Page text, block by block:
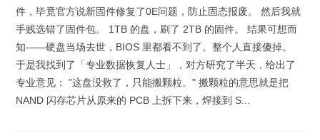
件，毕竟官方说新固件修复了0E问题，防止固态报废。 然后我就
手贱选错了固件包。 1TB 的盘，刷了 2TB 的固件。 结果可想而
知——硬盘当场去世，BIOS 里都看不到了。整个人直接傻掉。
于是我找到了「专业数据恢复人士」，对方研究了半天，给出了
专业意见： "这盘没救了，只能搬颗粒。" 搬颗粒的意思就是把
NAND 闪存芯片从原来的 PCB 上拆下来，焊接到 S...